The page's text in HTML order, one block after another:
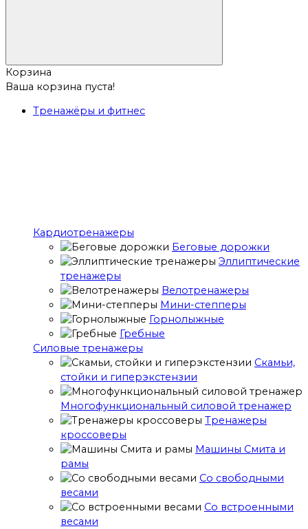
Корзина
Ваша корзина пуста!
Тренажёры и фитнес
Кардиотренажеры
Беговые дорожки
Эллиптические
тренажеры
Велотренажеры
Мини-степперы
Горнолыжные
Гребные
Cиловые тренажеры
Скамьи,
стойки и гиперэкстензии
Многофункциональный силовой тренажер
Тренажеры
кроссоверы
Машины Смита и
рамы
Со свободными
весами
Со встроенными
весами